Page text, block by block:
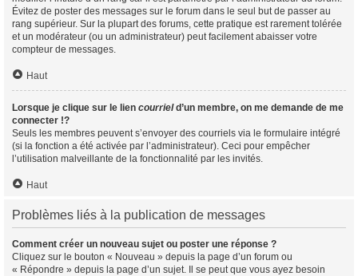
Évitez de poster des messages sur le forum dans le seul but de passer au
rang supérieur. Sur la plupart des forums, cette pratique est rarement tolérée
et un modérateur (ou un administrateur) peut facilement abaisser votre
compteur de messages.
Haut
Lorsque je clique sur le lien courrield’un membre, on me demande de me
connecter !?
Seuls les membres peuvent s’envoyer des courriels via le formulaire intégré
(si la fonction a été activée par l’administrateur). Ceci pour empêcher
l’utilisation malveillante de la fonctionnalité par les invités.
Haut
Problèmes liés à la publication de messages
Comment créer un nouveau sujet ou poster une réponse ?
Cliquez sur le bouton « Nouveau » depuis la page d’un forum ou
« Répondre » depuis la page d’un sujet. Il se peut que vous ayez besoin